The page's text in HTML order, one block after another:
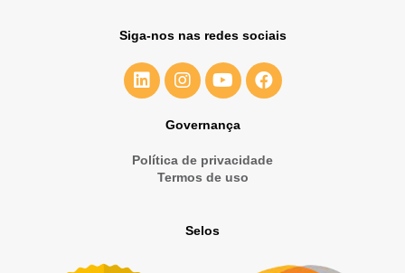
Siga-nos nas redes sociais
Governança
Política de privacidade
Termos de uso
Selos